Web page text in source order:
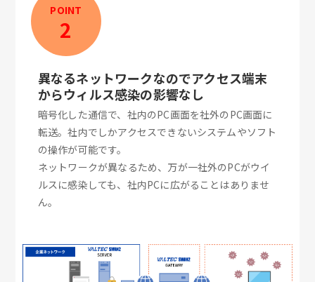
POINT
2
異なるネットワークなのでアクセス端末
からウィルス感染の影響なし
暗号化した通信で、社内のPC画面を社外のPC画面に
転送。社内でしかアクセスできないシステムやソフト
の操作が可能です。
ネットワークが異なるため、万が一社外のPCがウイ
ルスに感染しても、社内PCに広がることはありませ
ん。